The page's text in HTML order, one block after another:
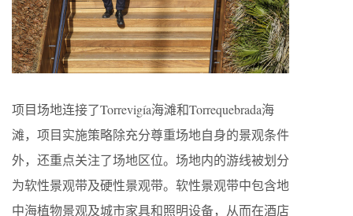
项目场地连接了Torrevigía海滩和Torrequebrada海
滩，项目实施策略除充分尊重场地自身的景观条件
外，还重点关注了场地区位。场地内的游线被划分
为软性景观带及硬性景观带。软性景观带中包含地
中海植物景观及城市家具和照明设备，从而在酒店